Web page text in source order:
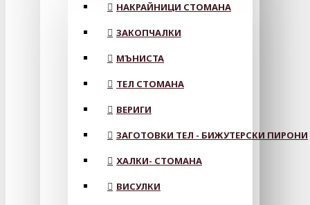
НАКРАЙНИЦИ СТОМАНА
ЗАКОПЧАЛКИ
МЪНИСТА
ТЕЛ СТОМАНА
ВЕРИГИ
ЗАГОТОВКИ ТЕЛ - БИЖУТЕРСКИ ПИРОНИ
ХАЛКИ- СТОМАНА
ВИСУЛКИ